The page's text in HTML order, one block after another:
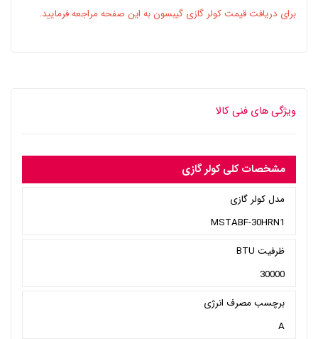
برای دریافت قیمت کولر گازی گیبسون به این صفحه مراجعه فرمایید.
ویژگی های فنی کالا
مشخصات کلی کولر گازی
مدل کولر گازی
MSTABF-30HRN1
ظرفیت BTU
30000
برچسب مصرف انرژی
A